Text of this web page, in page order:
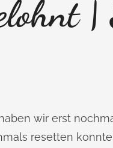
wir erst
resetten